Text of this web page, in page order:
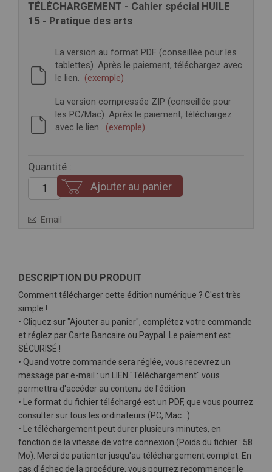
TÉLÉCHARGEMENT - Cahier spécial HUILE
15 - Pratique des arts
La version au format PDF (conseillée pour les
tablettes). Après le paiement, téléchargez avec
le lien. (exemple)
La version compressée ZIP (conseillée pour
les PC/Mac). Après le paiement, téléchargez
avec le lien. (exemple)
Quantité :
Ajouter au panier
Email
DESCRIPTION DU PRODUIT
Comment télécharger cette édition numérique ? C'est très
simple !
• Cliquez sur "Ajouter au panier", complétez votre commande
et réglez par Carte Bancaire ou Paypal. Le paiement est
SÉCURISÉ !
• Quand votre commande sera réglée, vous recevrez un
message par e-mail : un LIEN "Téléchargement" vous
permettra d'accéder au contenu de l'édition.
• Le format du fichier téléchargé est un PDF, que vous pourrez
consulter sur tous les ordinateurs (PC, Mac…).
• Le téléchargement peut durer plusieurs minutes, en
fonction de la vitesse de votre connexion (Poids du fichier : 58
Mo). Merci de patienter jusqu'au téléchargement complet. En
cas d'échec de la procédure, vous pourrez recommencer le